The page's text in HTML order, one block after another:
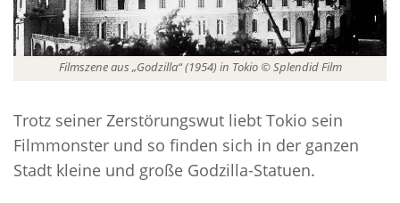
Filmszene aus „Godzilla“ (1954) in Tokio © Splendid Film
Trotz seiner Zerstörungswut liebt Tokio sein
Filmmonster und so finden sich in der ganzen
Stadt kleine und große Godzilla-Statuen.